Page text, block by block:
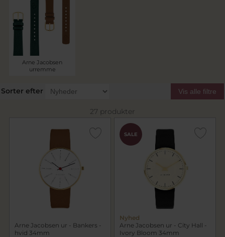
udskifte en eksisterende lænke eller rem med
en ny i vores
Arne Jacobsen
urremme
Sorter efter Vis alle filtre
27 produkter
Arne Jacobsen ur - Bankers -
hvid 34mm
SALE
Nyhed
Arne Jacobsen ur - City Hall -
Ivory Bloom 34mm